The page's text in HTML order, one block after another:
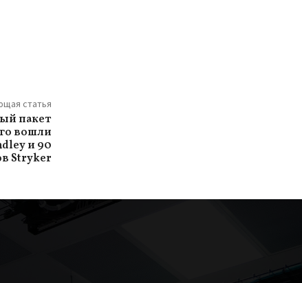
статья
пакет
вошли
и 90
Stryker